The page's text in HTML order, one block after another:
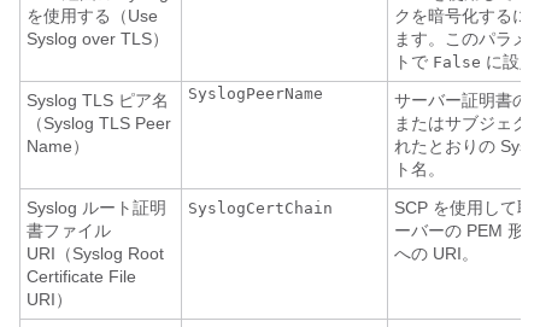
を使用する（Use
Syslog over TLS）
クを暗号化するに
ます。このパラメ
トで False に設
Syslog TLS ピア名
（Syslog TLS Peer
Name）
SyslogPeerName
サーバー証明書の
またはサブジェク
れたとおりの
ト名。
Syslog ルート証明
書ファイル
URI（Syslog Root
Certificate File
URI）
SyslogCertChain
SCP を使用して
ーバーの PEM 形
への URI。